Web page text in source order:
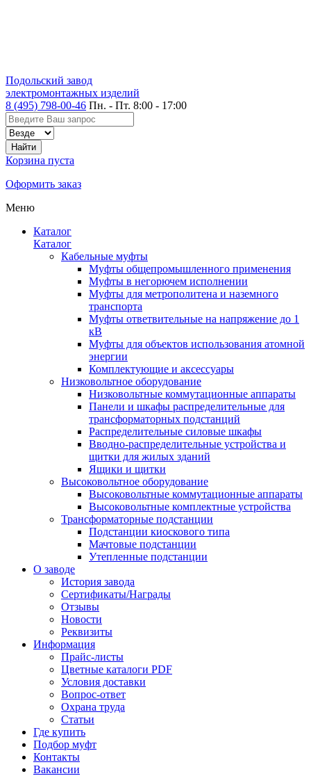
Подольский завод
электромонтажных изделий
8 (495) 798-00-46 Пн. - Пт. 8:00 - 17:00
Корзина пуста
Оформить заказ
Меню
Каталог
Каталог
Кабельные муфты
Муфты общепромышленного применения
Муфты в негорючем исполнении
Муфты для метрополитена и наземного
транспорта
Муфты ответвительные на напряжение до 1
кВ
Муфты для объектов использования атомной
энергии
Комплектующие и аксессуары
Низковольтное оборудование
Низковольтные коммутационные аппараты
Панели и шкафы распределительные для
трансформаторных подстанций
Распределительные силовые шкафы
Вводно-распределительные устройства и
щитки для жилых зданий
Ящики и щитки
Высоковольтное оборудование
Высоковольтные коммутационные аппараты
Высоковольтные комплектные устройства
Трансформаторные подстанции
Подстанции киоскового типа
Мачтовые подстанции
Утепленные подстанции
О заводе
История завода
Сертификаты/Награды
Отзывы
Новости
Реквизиты
Информация
Прайс-листы
Цветные каталоги PDF
Условия доставки
Вопрос-ответ
Охрана труда
Статьи
Где купить
Подбор муфт
Контакты
Вакансии